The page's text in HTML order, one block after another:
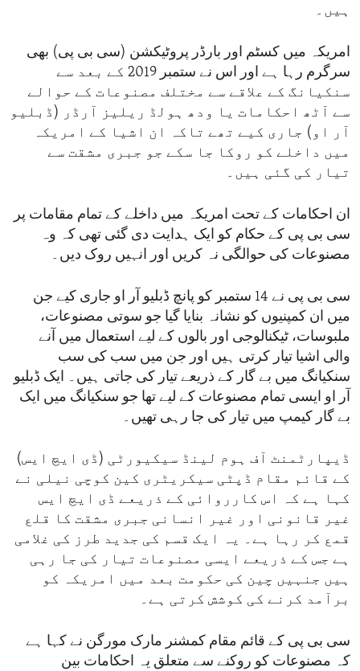
ہیں۔
امریکہ میں کسٹم اور بارڈر پروٹیکشن (سی بی پی) بھی
سرگرم رہا ہے اور اس نے ستمبر 2019 کے بعد سے
سنکیانگ کے علاقے سے مختلف مصنوعات کے حوالے
سے آٹھ احکامات یا ودھ ہولڈ ریلیز آرڈر (ڈبلیو
آر او) جاری کیے تھے تاکہ ان اشیا کے امریکہ
میں داخلے کو روکا جا سکے جو جبری مشقت سے
تیار کی گئی ہیں۔
ان احکامات کے تحت امریکہ میں داخلے کے تمام مقامات پر
سی بی پی کے حکام کو ایک ہدایت دی گئی تھی کہ وہ
مصنوعات کی حوالگی نہ کریں اور انہیں روک دیں۔
سی بی پی نے 14 ستمبر کو پانچ ڈبلیو آر او جاری کیے جن
میں ان کمپنیوں کو نشانہ بنایا گیا جو سوتی مصنوعات،
ملبوسات، ٹیکنالوجی اور بالوں کے لیے استعمال میں آنے
والی اشیا تیار کرتی ہیں اور جن میں سب کی سب
سنکیانگ میں بے گار کے ذریعے تیار کی جاتی ہیں۔ ایک ڈبلیو
آر او ایسی تمام مصنوعات کے لیے تھا جو سنکیانگ میں ایک
بے گار کیمپ میں تیار کی جا رہی تھیں۔
ڈیپارٹمنٹ آف ہوم لینڈ سیکیورٹی (ڈی ایچ ایس)
کے قائم مقام ڈپٹی سیکریٹری کین کوچی نیلی نے
کہا ہے کہ اس کارروائی کے ذریعے ڈی ایچ ایس
غیر قانونی اور غیر انسانی جبری مشقت کا قلع
قمع کر رہا ہے۔ یہ ایک قسم کی جدید طرز کی غلامی
ہے جس کے ذریعے ایسی مصنوعات تیار کی جا رہی
ہیں جنہیں چین کی حکومت بعد میں امریکہ کو
برآمد کرنے کی کوشش کرتی ہے۔
سی بی پی کے قائم مقام کمشنر مارک مورگن نے کہا ہے
کہ مصنوعات کو روکنے سے متعلق یہ احکامات بین